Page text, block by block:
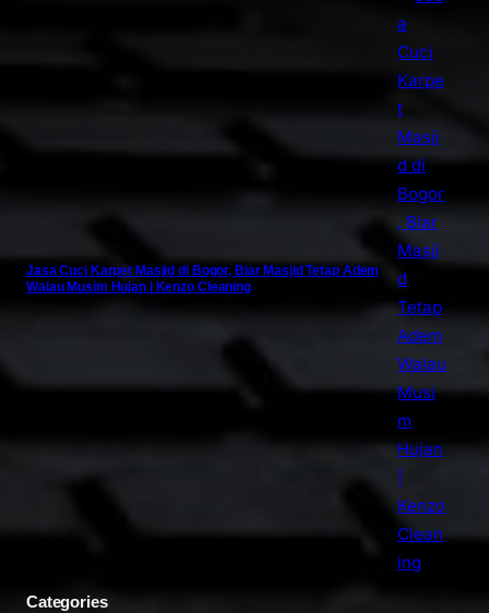
Jasa Cuci Karpet Masjid di Bogor, Biar Masjid Tetap Adem
Walau Musim Hujan | Kenzo Cleaning
Categories